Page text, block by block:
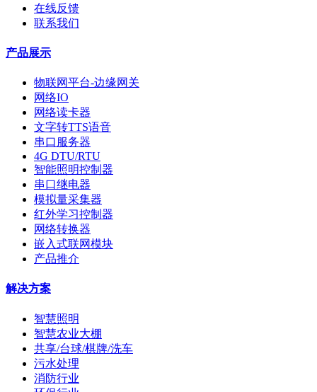
在线反馈
联系我们
产品展示
物联网平台-边缘网关
网络IO
网络读卡器
文字转TTS语音
串口服务器
4G DTU/RTU
智能照明控制器
串口继电器
模拟量采集器
红外学习控制器
网络转换器
嵌入式联网模块
产品推介
解决方案
智慧照明
智慧农业大棚
共享/台球/棋牌/洗车
污水处理
消防行业